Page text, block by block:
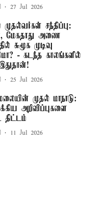
27 Jul 2026
முதல்வர்கள் சந்திப்பு:
மேகதாது அணை
சுமூக முடிவு
- கடந்த காலங்களில்
25 Jul 2026
முதல் மாநாடு:
அறிவிப்புகளை
திட்டம்
11 Jul 2026